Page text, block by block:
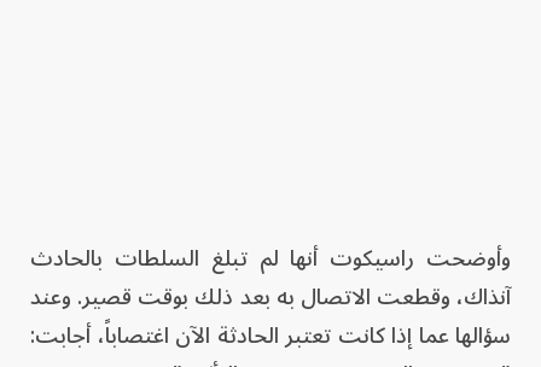
وأوضحت راسيكوت أنها لم تبلغ السلطات بالحادث
آنذاك، وقطعت الاتصال به بعد ذلك بوقت قصير. وعند
سؤالها عما إذا كانت تعتبر الحادثة الآن اغتصاباً، أجابت: